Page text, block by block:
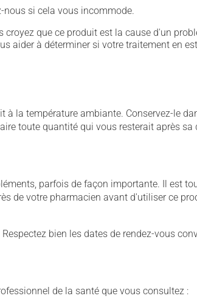
nous si cela vous incommode.
que ce produit est la cause d'un
aider à déterminer si votre traitement en
la température ambiante. Conservez-le
toute quantité qui vous resterait après sa
parfois de façon importante. Il est
de votre pharmacien avant d'utiliser ce
bien les dates de rendez-vous
de la santé que vous consultez :